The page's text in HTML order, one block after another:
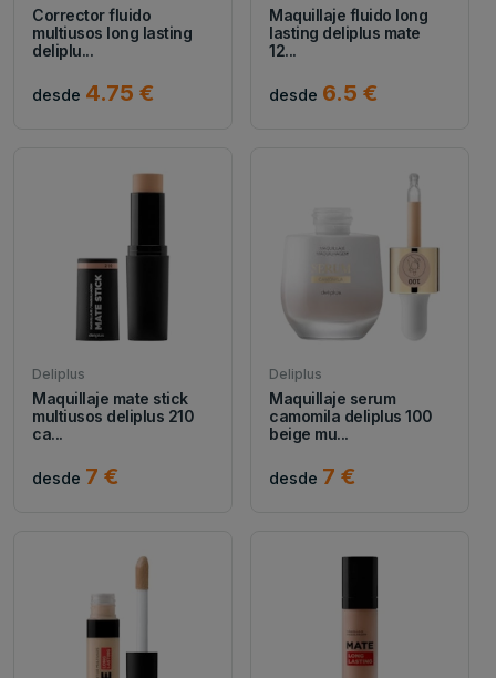
Corrector fluido
multiusos long lasting
deliplu...
desde 4.75 €
Maquillaje fluido long
lasting deliplus mate
12...
desde 6.5 €
Deliplus
Maquillaje mate stick
multiusos deliplus 210
ca...
desde 7 €
Deliplus
Maquillaje serum
camomila deliplus 100
beige mu...
desde 7 €